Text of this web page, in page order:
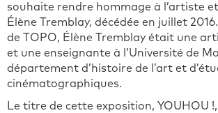
souhaite rendre hommage à l’artiste
Élène Tremblay, décédée en juillet
de TOPO, Élène Tremblay était une
et une enseignante à l’Université de
département d’histoire de l’art et
cinématographiques.
Le titre de cette exposition, YOUHOU